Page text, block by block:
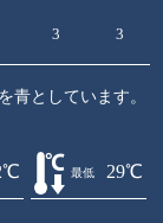
3 3
青としています。
最低 29℃